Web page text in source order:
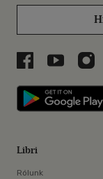
Libri aLibri a
Libri
Rólunk